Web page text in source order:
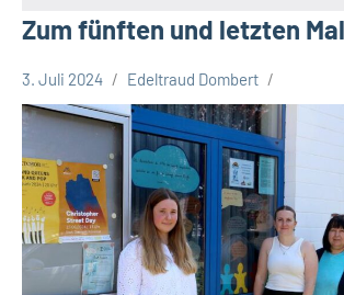
Zum fünften und letzten Mal
Leopoldshöhe
Themen
3. Juli 2024 Edeltraud Dombert